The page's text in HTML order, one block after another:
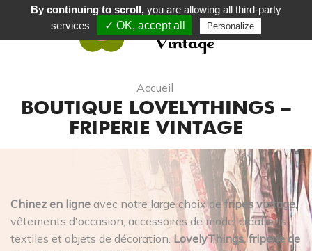
Accueil
BOUTIQUE LOVELYTHINGS –
FRIPERIE VINTAGE
Chinez en ligne avec notre large choix defripes vintage,
vêtements d'occasion, accessoires de mode, créations
textiles et objets de décoration. LovelyThings, friperie de
By continuing to scroll,you are allowing all third-party
services
✓ OK, accept all Personalize